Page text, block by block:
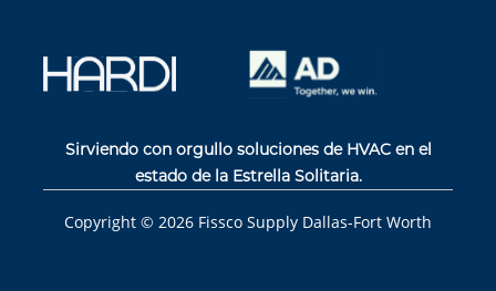
Sirviendo con orgullo soluciones de HVAC en el
estado de la Estrella Solitaria.
Copyright © 2026 Fissco Supply Dallas-Fort Worth